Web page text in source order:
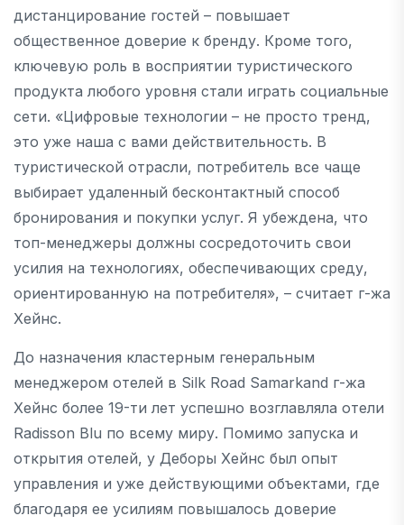
дистанцирование гостей – повышает
общественное доверие к бренду. Кроме того,
ключевую роль в восприятии туристического
продукта любого уровня стали играть социальные
сети. «Цифровые технологии – не просто тренд,
это уже наша с вами действительность. В
туристической отрасли, потребитель все чаще
выбирает удаленный бесконтактный способ
бронирования и покупки услуг. Я убеждена, что
топ-менеджеры должны сосредоточить свои
усилия на технологиях, обеспечивающих среду,
ориентированную на потребителя», – считает г-жа
Хейнс.
До назначения кластерным генеральным
менеджером отелей в Silk Road Samarkand г-жа
Хейнс более 19-ти лет успешно возглавляла отели
Radisson Blu по всему миру. Помимо запуска и
открытия отелей, у Деборы Хейнс был опыт
управления и уже действующими объектами, где
благодаря ее усилиям повышалось доверие